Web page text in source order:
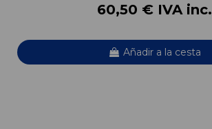
60,50 € IVA inc.
Añadir a la cesta